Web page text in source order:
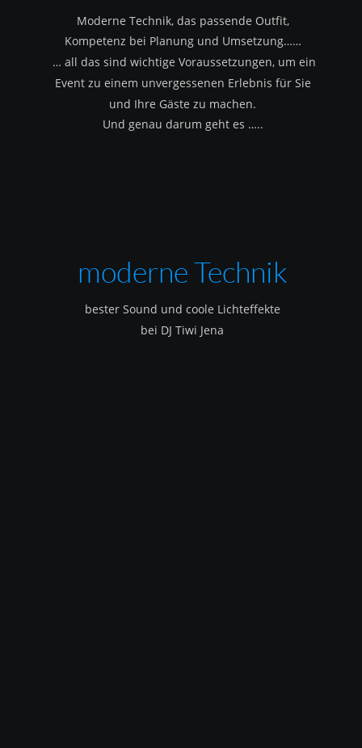
Moderne Technik, das passende Outfit,
Kompetenz bei Planung und Umsetzung……
… all das sind wichtige Voraussetzungen, um ein
Event zu einem unvergessenen Erlebnis für Sie
und Ihre Gäste zu machen.
Und genau darum geht es …..
moderne Technik
bester Sound und coole Lichteffekte
bei DJ Tiwi Jena